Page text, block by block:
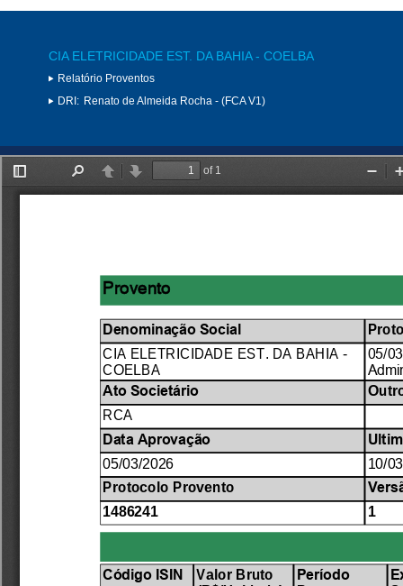
CIA ELETRICIDADE EST. DA BAHIA - COELBA
Relatório Proventos
DRI: Renato de Almeida Rocha - (FCA V1)